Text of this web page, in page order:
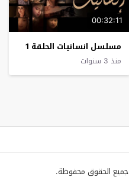
00:32:11
مسلسل انسانيات الحلقة 1
منذ 3 سنوات